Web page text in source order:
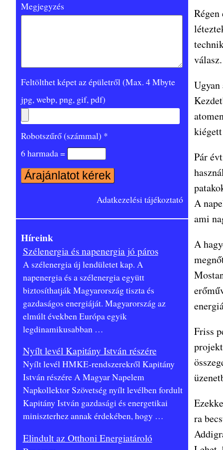
válasz.
Pár
A
ami
A
Friss
ra
Megjegyzés
Feltölthet képet az épületről (Max. 4 Mbyte
jpg, webp, png, gif, pdf)
Robotszűrő (számmal) *
6 harmada =
Adatkezelési tájékoztató
Híreink
Szélenergia és napenergia jó páros
A szélenergia új lendületet kap. A
napenergia és a szélenergia együtt
biztosíthatják Magyarország tiszta és
gazdaságos energiáját. Magyarország az
elmúlt években Európa egyik
legdinamikusabban …
Nyílt levél Kapitány István részére
Nyílt levél HMKE-rendszerekről Kapitány
István részére A Magyar Napelem
Napkollektor Szövetség nyílt levélben fordult
Kapitány István gazdasági és energetikai
miniszterhez annak érdekében, hogy …
Elindult az Otthoni Energiatároló